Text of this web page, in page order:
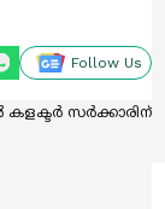
Follow Us